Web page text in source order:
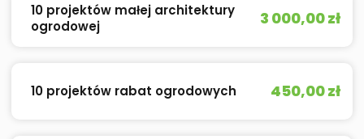
10 projektów małej architektury
ogrodowej
3 000,00 zł
10 projektów rabat ogrodowych 450,00 zł